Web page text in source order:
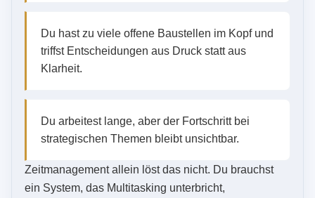
Du hast zu viele offene Baustellen im Kopf und
triffst Entscheidungen aus Druck statt aus
Klarheit.
Du arbeitest lange, aber der Fortschritt bei
strategischen Themen bleibt unsichtbar.
Zeitmanagement allein löst das nicht. Du brauchst
ein System, das Multitasking unterbricht,